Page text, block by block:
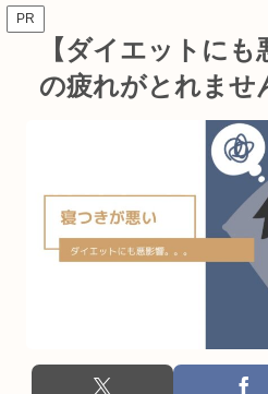
PR
【ダイエットに
の疲れがとれませ